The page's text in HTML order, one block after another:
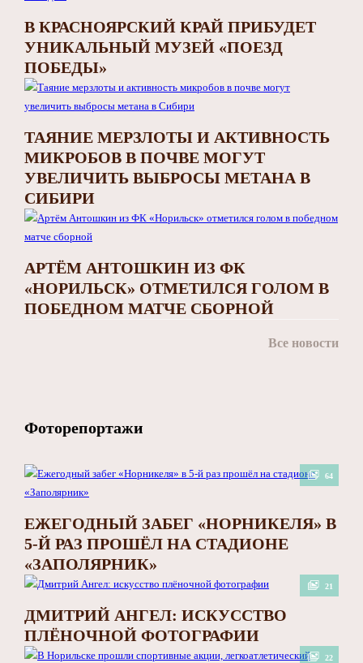
В КРАСНОЯРСКИЙ КРАЙ ПРИБУДЕТ
УНИКАЛЬНЫЙ МУЗЕЙ «ПОЕЗД
ПОБЕДЫ»
ТАЯНИЕ МЕРЗЛОТЫ И АКТИВНОСТЬ
МИКРОБОВ В ПОЧВЕ МОГУТ
УВЕЛИЧИТЬ ВЫБРОСЫ МЕТАНА В
СИБИРИ
АРТЁМ АНТОШКИН ИЗ ФК
«НОРИЛЬСК» ОТМЕТИЛСЯ ГОЛОМ В
ПОБЕДНОМ МАТЧЕ СБОРНОЙ
Все новости
Фоторепортажи
64
ЕЖЕГОДНЫЙ ЗАБЕГ «НОРНИКЕЛЯ» В
5-Й РАЗ ПРОШЁЛ НА СТАДИОНЕ
«ЗАПОЛЯРНИК»
21
ДМИТРИЙ АНГЕЛ: ИСКУССТВО
ПЛЁНОЧНОЙ ФОТОГРАФИИ
22